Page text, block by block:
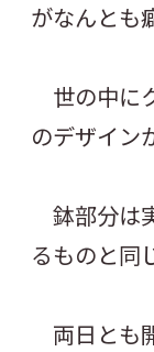
がなんとも
世の中に
のデザイン
鉢部分は
るものと同
両日とも